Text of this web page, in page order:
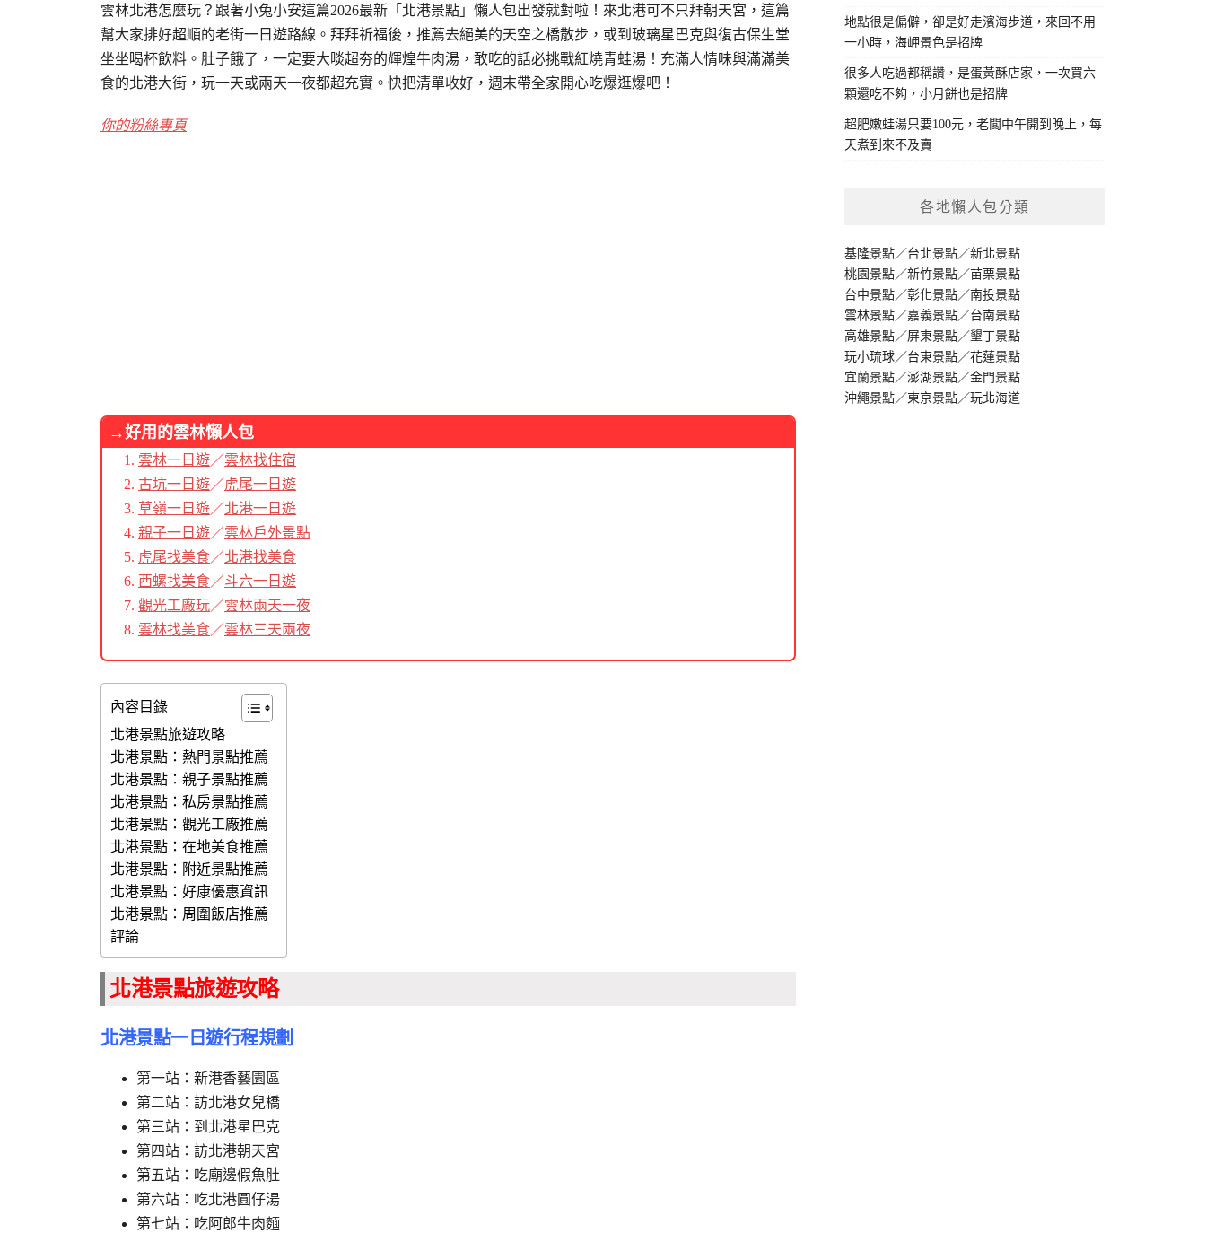
雲林北港怎麼玩？跟著小兔小安這篇2026最新「北港景點」懶人包出發就對啦！來北港可不只拜朝天宮，這篇
幫大家排好超順的老街一日遊路線。拜拜祈福後，推薦去絕美的天空之橋散步，或到玻璃星巴克與復古保生堂
坐坐喝杯飲料。肚子餓了，一定要大啖超夯的輝煌牛肉湯，敢吃的話必挑戰紅燒青蛙湯！充滿人情味與滿滿美
食的北港大街，玩一天或兩天一夜都超充實。快把清單收好，週末帶全家開心吃爆逛爆吧！
你的粉絲專頁
→好用的雲林懶人包
雲林一日遊／雲林找住宿
古坑一日遊／虎尾一日遊
草嶺一日遊／北港一日遊
親子一日遊／雲林戶外景點
虎尾找美食／北港找美食
西螺找美食／斗六一日遊
觀光工廠玩／雲林兩天一夜
雲林找美食／雲林三天兩夜
內容目錄
北港景點旅遊攻略
北港景點：熱門景點推薦
北港景點：親子景點推薦
北港景點：私房景點推薦
北港景點：觀光工廠推薦
北港景點：在地美食推薦
北港景點：附近景點推薦
北港景點：好康優惠資訊
北港景點：周圍飯店推薦
評論
北港景點旅遊攻略
北港景點一日遊行程規劃
第一站：新港香藝園區
第二站：訪北港女兒橋
第三站：到北港星巴克
第四站：訪北港朝天宮
第五站：吃廟邊假魚肚
第六站：吃北港圓仔湯
第七站：吃阿郎牛肉麵
地點很是偏僻，卻是好走濱海步道，來回不用
一小時，海岬景色是招牌
很多人吃過都稱讚，是蛋黃酥店家，一次買六
顆還吃不夠，小月餅也是招牌
超肥嫩蛙湯只要100元，老闆中午開到晚上，每
天煮到來不及賣
各地懶人包分類
基隆景點／台北景點／新北景點
桃園景點／新竹景點／苗栗景點
台中景點／彰化景點／南投景點
雲林景點／嘉義景點／台南景點
高雄景點／屏東景點／墾丁景點
玩小琉球／台東景點／花蓮景點
宜蘭景點／澎湖景點／金門景點
沖繩景點／東京景點／玩北海道